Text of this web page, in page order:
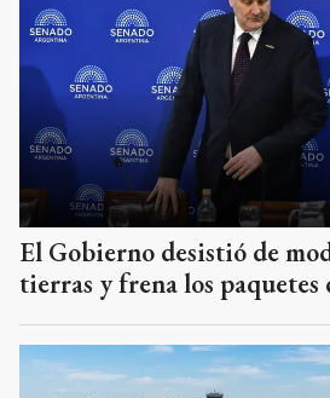
El Gobierno desistió de
tierras y frena los paquetes